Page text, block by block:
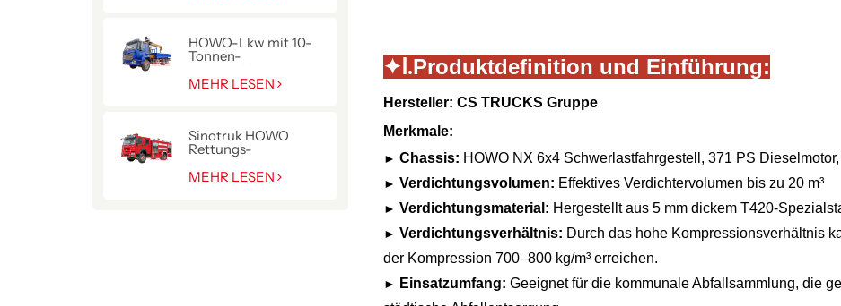
HOWO-Lkw mit 10-
Tonnen-
MEHR LESEN
Sinotruk HOWO
Rettungs-
Pumpenwagen für die
Polizei
MEHR LESEN
✦Ⅰ.Produktdefinition und Einführung:
Hersteller: CS TRUCKS Gruppe
Merkmale:
►Chassis: HOWO NX 6x4 Schwerlastfahrgestell, 371 PS
►Verdichtungsvolumen: Effektives Verdichtervolumen bis zu 20 m³
►Verdichtungsmaterial: Hergestellt aus 5 mm dickem T420-
►Verdichtungsverhältnis: Durch das hohe Kompressionsverhältnis
der Kompression 700–800 kg/m³ erreichen.
► Einsatzumfang:Geeignet für die kommunale Abfallsammlung, die